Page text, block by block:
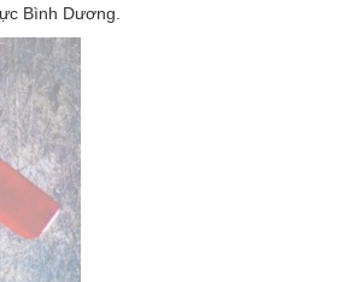
Bình Dương.